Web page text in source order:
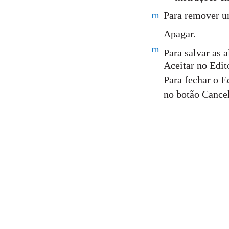
Para remover
m
Apagar.
Para salvar as
m
Aceitar no
Para fechar o
no botão